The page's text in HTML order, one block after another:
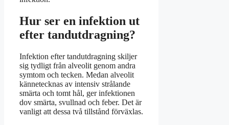
Hur ser en infektion ut
efter tandutdragning?
Infektion efter tandutdragning skiljer
sig tydligt från alveolit genom andra
symtom och tecken. Medan alveolit
kännetecknas av intensiv strålande
smärta och tomt hål, ger infektionen
dov smärta, svullnad och feber. Det är
vanligt att dessa två tillstånd förväxlas.